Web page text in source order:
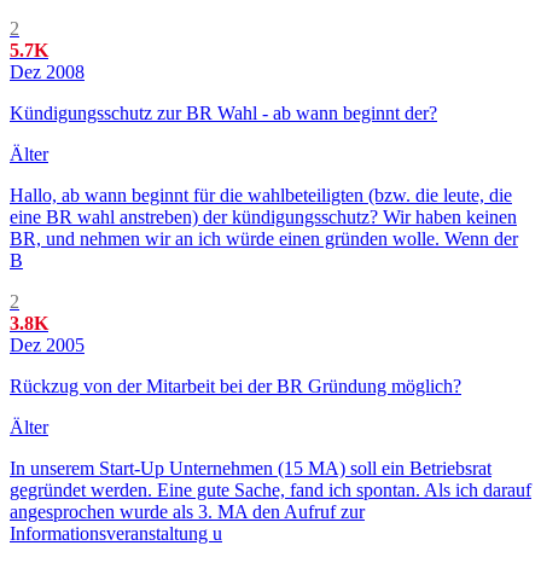
2
5.7K
Dez 2008
Kündigungsschutz zur BR Wahl - ab wann beginnt der?
Älter
Hallo, ab wann beginnt für die wahlbeteiligten (bzw. die leute, die
eine BR wahl anstreben) der kündigungsschutz? Wir haben keinen
BR, und nehmen wir an ich würde einen gründen wolle. Wenn der
B
2
3.8K
Dez 2005
Rückzug von der Mitarbeit bei der BR Gründung möglich?
Älter
In unserem Start-Up Unternehmen (15 MA) soll ein Betriebsrat
gegründet werden. Eine gute Sache, fand ich spontan. Als ich darauf
angesprochen wurde als 3. MA den Aufruf zur
Informationsveranstaltung u